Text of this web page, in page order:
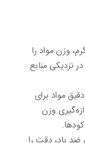
وزن مواد را
نزدیکی منابع
مواد برای
وزن
ضد باد، دقت را